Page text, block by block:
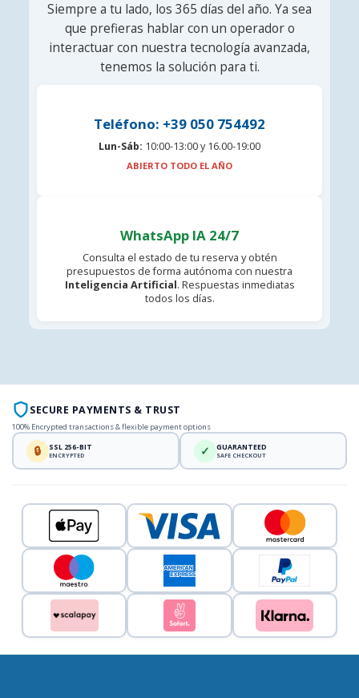
Siempre a tu lado, los 365 días del año. Ya sea
que prefieras hablar con un operador o
interactuar con nuestra tecnología avanzada,
tenemos la solución para ti.
Teléfono: +39 050 754492
Lun-Sáb: 10:00-13:00 y 16.00-19:00
ABIERTO TODO EL AÑO
WhatsApp IA 24/7
Consulta el estado de tu reserva y obtén
presupuestos de forma autónoma con nuestra
Inteligencia Artificial. Respuestas inmediatas
todos los días.
SECURE PAYMENTS & TRUST
100% Encrypted transactions & flexible payment options
🔒 SSL 256-BIT
ENCRYPTED ✓ GUARANTEED
SAFE CHECKOUT